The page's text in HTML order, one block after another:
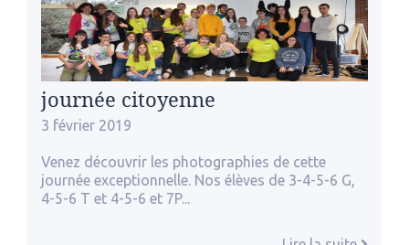
journée citoyenne
3 février 2019
Venez découvrir les photographies de cette
journée exceptionnelle. Nos élèves de 3-4-5-6 G,
4-5-6 T et 4-5-6 et 7P...